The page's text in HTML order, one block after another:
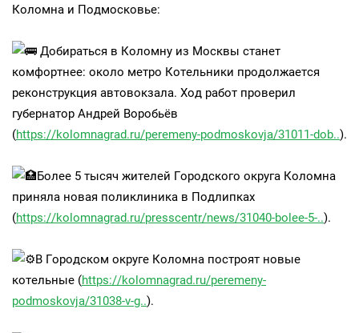
Коломна и Подмосковье:
Добираться в Коломну из Москвы станет
комфортнее: около метро Котельники продолжается
реконструкция автовокзала. Ход работ проверил
губернатор Андрей Воробьёв
(https://kolomnagrad.ru/peremeny-podmoskovja/31011-dob..).
Более 5 тысяч жителей Городского округа Коломна
приняла новая поликлиника в Подлипках
(https://kolomnagrad.ru/presscentr/news/31040-bolee-5-..).
В Городском округе Коломна построят новые
котельные (https://kolomnagrad.ru/peremeny-
podmoskovja/31038-v-g..).